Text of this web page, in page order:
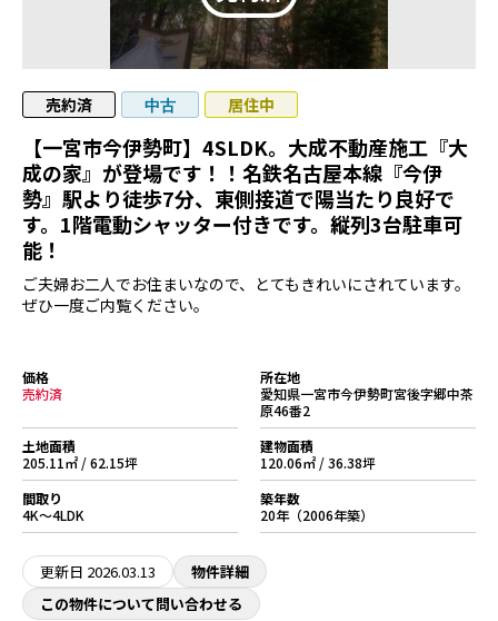
売約済 中古 居住中
【一宮市今伊勢町】4SLDK。大成不動産施工『大
成の家』が登場です！！名鉄名古屋本線『今伊
勢』駅より徒歩7分、東側接道で陽当たり良好で
す。1階電動シャッター付きです。縦列3台駐車可
能！
ご夫婦お二人でお住まいなので、とてもきれいにされています。
ぜひ一度ご内覧ください。
価格
売約済
所在地
愛知県一宮市今伊勢町宮後字郷中茶
原46番2
土地面積
205.11㎡ / 62.15坪
建物面積
120.06㎡ / 36.38坪
間取り
4K～4LDK
築年数
20年（2006年築）
更新日 2026.03.13
物件詳細
この物件について問い合わせる